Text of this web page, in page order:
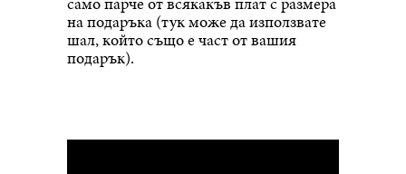
на подаръка (тук може да използвате
шал, който също е част от вашия
подарък).